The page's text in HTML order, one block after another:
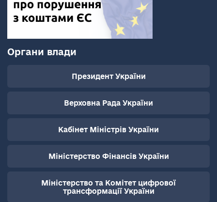
Органи влади
Президент України
Верховна Рада України
Кабінет Міністрів України
Міністерство Фінансів України
Міністерство та Комітет цифрової
трансформації України